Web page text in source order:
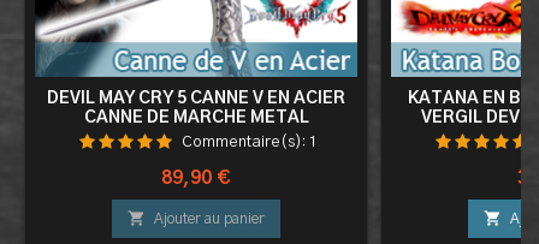
DEVIL MAY CRY 5 CANNE V EN ACIER
CANNE DE MARCHE METAL
Commentaire(s): 1
Prix
89,90 €
 Ajouter au panier
KATANA EN
VERGIL DEVIL
